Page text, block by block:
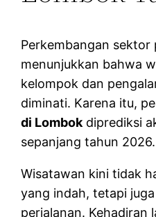
Perkembangan sektor
menunjukkan bahwa
kelompok dan
diminati. Karena itu,
di Lombok diprediksi
sepanjang tahun 2026.
Wisatawan kini tidak
yang indah, tetapi
perjalanan. Kehadiran